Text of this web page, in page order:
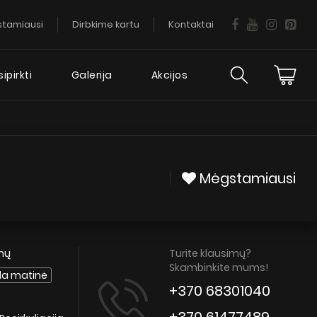
Dirbkime kartu Kontaktai
Daugiau
Servisas
Galerija Akcijos
Mėgstamiausi
matinė
Turite klausimų?
Skambinkite mums!
+370 68301040